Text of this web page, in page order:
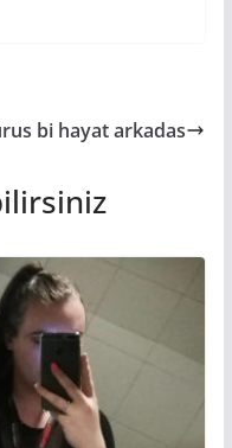
bi hayat arkadas